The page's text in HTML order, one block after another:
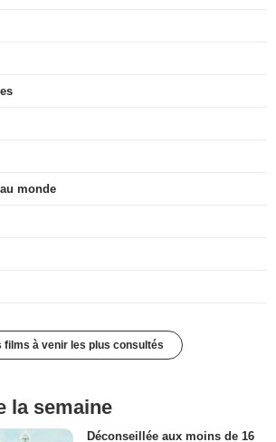
monde
films à venir les plus consultés
la semaine
Déconseillée aux moins de 16